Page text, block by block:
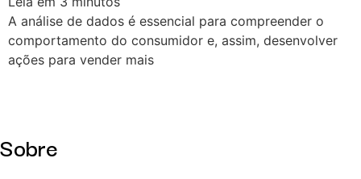
A análise de dados é essencial para compreender o
comportamento do consumidor e, assim, desenvolver
ações para vender mais
Sobre